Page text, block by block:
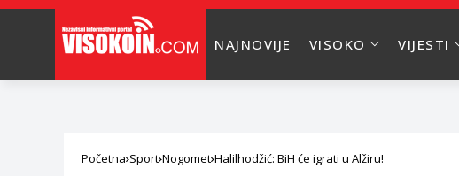
NAJNOVIJE VISOKO VIJESTI
Početna Sport Nogomet Halilhodžić: BiH će igrati u Alžiru!